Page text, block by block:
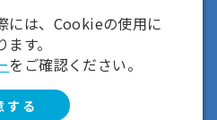
には、Cookieの使用に
す。
をご確認ください。
する